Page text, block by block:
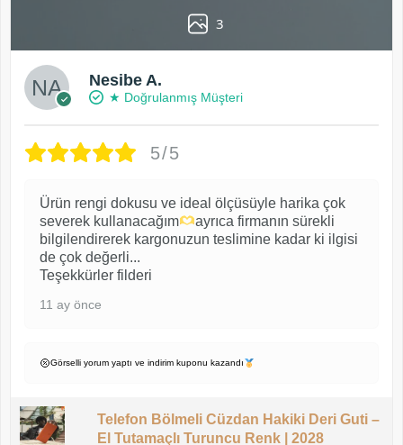
3
Nesibe A.
★ Doğrulanmış Müşteri
5/5
Ürün rengi dokusu ve ideal ölçüsüyle harika çok
severek kullanacağım
ayrıca firmanın sürekli
bilgilendirerek kargonuzun teslimine kadar ki ilgisi
de çok değerli...
Teşekkürler filderi
11 ay önce
Görselli yorum yaptı ve indirim kuponu kazandı
Telefon Bölmeli Cüzdan Hakiki Deri Guti –
El Tutamaçlı Turuncu Renk | 2028